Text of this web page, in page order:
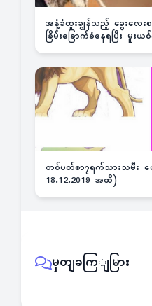
အနံ့ခံထူးချွန်သည့် ခွေးလေ
ခြိမ်းခြောက်ခံနေရပြီး
တစ်ပတ်စာ၇ရက်သားသမီး ဟ
18.12.2019 အထိ)
မှတျခကြျမြား